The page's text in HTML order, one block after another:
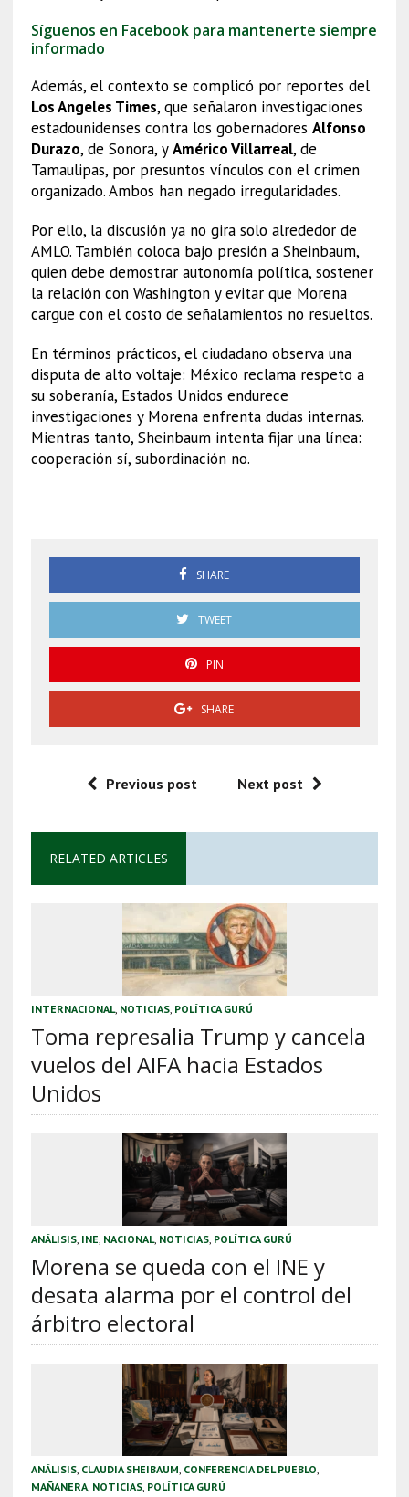
Síguenos en Facebook para mantenerte siempre
informado
Además, el contexto se complicó por reportes del
Los Angeles Times, que señalaron investigaciones
estadounidenses contra los gobernadores Alfonso
Durazo, de Sonora, yAmérico Villarreal, de
Tamaulipas, por presuntos vínculos con el crimen
organizado. Ambos han negado irregularidades.
Por ello, la discusión ya no gira solo alrededor de
AMLO. También coloca bajo presión a Sheinbaum,
quien debe demostrar autonomía política, sostener
la relación con Washington y evitar que Morena
cargue con el costo de señalamientos no resueltos.
En términos prácticos, el ciudadano observa una
disputa de alto voltaje: México reclama respeto a
su soberanía, Estados Unidos endurece
investigaciones y Morena enfrenta dudas internas.
Mientras tanto, Sheinbaum intenta fijar una línea:
cooperación sí, subordinación no.
SHARE
TWEET
PIN
SHARE
Previous post Next post
RELATED ARTICLES
INTERNACIONAL, NOTICIAS, POLÍTICA GURÚ
Toma represalia Trump y cancela
vuelos del AIFA hacia Estados
Unidos
ANÁLISIS, INE NACIONAL, NOTICIAS, POLÍTICA GURÚ
Morena se queda con el INE y
desata alarma por el control del
árbitro electoral
ANÁLISIS, CLAUDIA SHEIBAUM CONFERENCIA DEL PUEBLO
MAÑANERA, NOTICIAS, POLÍTICA GURÚ